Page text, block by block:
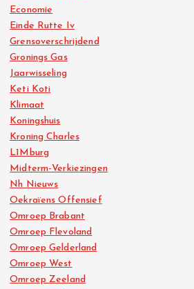
Economie
Einde Rutte Iv
Grensoverschrijdend
Gronings Gas
Jaarwisseling
Keti Koti
Klimaat
Koningshuis
Kroning Charles
L1Mburg
Midterm-Verkiezingen
Nh Nieuws
Oekraïens Offensief
Omroep Brabant
Omroep Flevoland
Omroep Gelderland
Omroep West
Omroep Zeeland